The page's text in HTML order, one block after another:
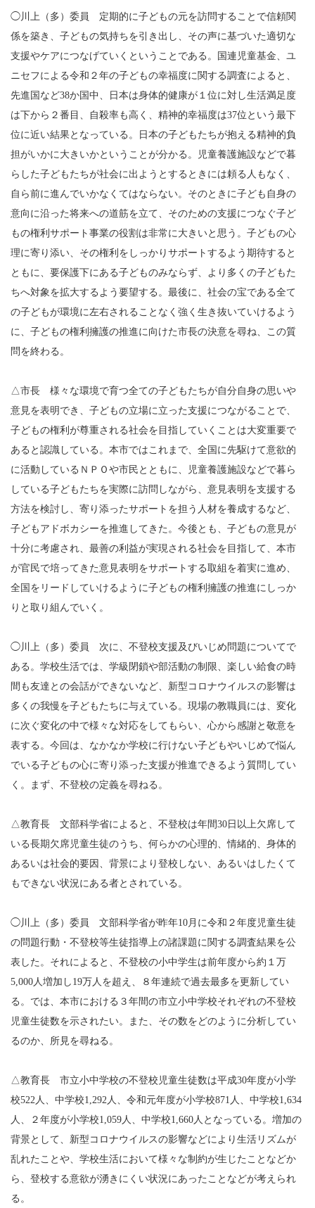
◯川上（多）委員 定期的に子どもの元を訪問することで信頼関
係を築き、子どもの気持ちを引き出し、その声に基づいた適切な
支援やケアにつなげていくということである。国連児童基金、ユ
ニセフによる令和２年の子どもの幸福度に関する調査によると、
先進国など38か国中、日本は身体的健康が１位に対し生活満足度
は下から２番目、自殺率も高く、精神的幸福度は37位という最下
位に近い結果となっている。日本の子どもたちが抱える精神的負
担がいかに大きいかということが分かる。児童養護施設などで暮
らした子どもたちが社会に出ようとするときには頼る人もなく、
自ら前に進んでいかなくてはならない。そのときに子ども自身の
意向に沿った将来への道筋を立て、そのための支援につなぐ子ど
もの権利サポート事業の役割は非常に大きいと思う。子どもの心
理に寄り添い、その権利をしっかりサポートするよう期待すると
ともに、要保護下にある子どものみならず、より多くの子どもた
ちへ対象を拡大するよう要望する。最後に、社会の宝である全て
の子どもが環境に左右されることなく強く生き抜いていけるよう
に、子どもの権利擁護の推進に向けた市長の決意を尋ね、この質
問を終わる。
△市長 様々な環境で育つ全ての子どもたちが自分自身の思いや
意見を表明でき、子どもの立場に立った支援につながることで、
子どもの権利が尊重される社会を目指していくことは大変重要で
あると認識している。本市ではこれまで、全国に先駆けて意欲的
に活動しているＮＰＯや市民とともに、児童養護施設などで暮ら
している子どもたちを実際に訪問しながら、意見表明を支援する
方法を検討し、寄り添ったサポートを担う人材を養成するなど、
子どもアドボカシーを推進してきた。今後とも、子どもの意見が
十分に考慮され、最善の利益が実現される社会を目指して、本市
が官民で培ってきた意見表明をサポートする取組を着実に進め、
全国をリードしていけるように子どもの権利擁護の推進にしっか
りと取り組んでいく。
◯川上（多）委員 次に、不登校支援及びいじめ問題についてで
ある。学校生活では、学級閉鎖や部活動の制限、楽しい給食の時
間も友達との会話ができないなど、新型コロナウイルスの影響は
多くの我慢を子どもたちに与えている。現場の教職員には、変化
に次ぐ変化の中で様々な対応をしてもらい、心から感謝と敬意を
表する。今回は、なかなか学校に行けない子どもやいじめで悩ん
でいる子どもの心に寄り添った支援が推進できるよう質問してい
く。まず、不登校の定義を尋ねる。
△教育長 文部科学省によると、不登校は年間30日以上欠席して
いる長期欠席児童生徒のうち、何らかの心理的、情緒的、身体的
あるいは社会的要因、背景により登校しない、あるいはしたくて
もできない状況にある者とされている。
◯川上（多）委員 文部科学省が昨年10月に令和２年度児童生徒
の問題行動・不登校等生徒指導上の諸課題に関する調査結果を公
表した。それによると、不登校の小中学生は前年度から約１万
5,000人増加し19万人を超え、８年連続で過去最多を更新してい
る。では、本市における３年間の市立小中学校それぞれの不登校
児童生徒数を示されたい。また、その数をどのように分析してい
るのか、所見を尋ねる。
△教育長 市立小中学校の不登校児童生徒数は平成30年度が小学
校522人、中学校1,292人、令和元年度が小学校871人、中学校1,634
人、２年度が小学校1,059人、中学校1,660人となっている。増加の
背景として、新型コロナウイルスの影響などにより生活リズムが
乱れたことや、学校生活において様々な制約が生じたことなどか
ら、登校する意欲が湧きにくい状況にあったことなどが考えられ
る。